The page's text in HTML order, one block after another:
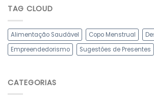
TAG CLOUD
Alimentação Saudável Copo Menstrual
Empreendedorismo
Sugestões de Presentes
CATEGORIAS